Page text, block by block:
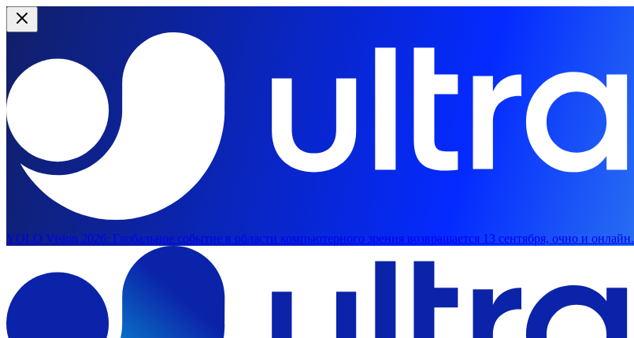
YOLO Vision 2026: Глобальное событие в области компьютерного зрения возвращается 13 сентября, очно и онлайн.